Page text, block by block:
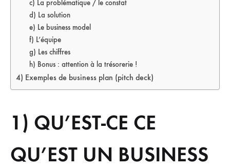
c) La problématique / le constat
d) La solution
e) Le business model
f) L’équipe
g) Les chiffres
h) Bonus : attention à la trésorerie !
4) Exemples de business plan (pitch deck)
1) QU’EST-CE CE
QU’EST UN BUSINESS